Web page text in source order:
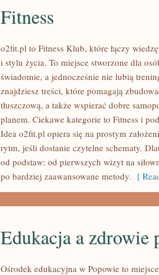
Fitness
o2fit.pl to Fitness Klub, które łączy
i stylu życia. To miejsce stworzone dla
świadomie, a jednocześnie nie lubią
znajdziesz treści, które pomagają
tłuszczową, a także wspierać dobre
planem. Ciekawe kategorie to Fitness i
Idea o2fit.pl opiera się na prostym
rytm, jeśli dostanie czytelne schematy.
od podstaw: od pierwszych wizyt na
po bardziej zaawansowane metody. [
Edukacja a zdrowie
Ośrodek edukacyjna w Popowie to